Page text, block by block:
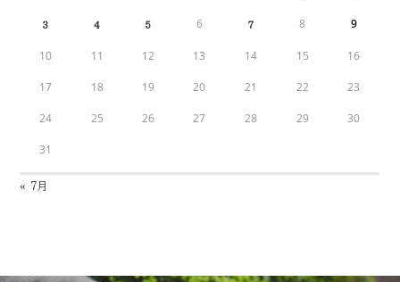
3 4 5 6 7 8 9
10 11 12 13 14 15 16
17 18 19 20 21 22 23
24 25 26 27 28 29 30
31
« 7月